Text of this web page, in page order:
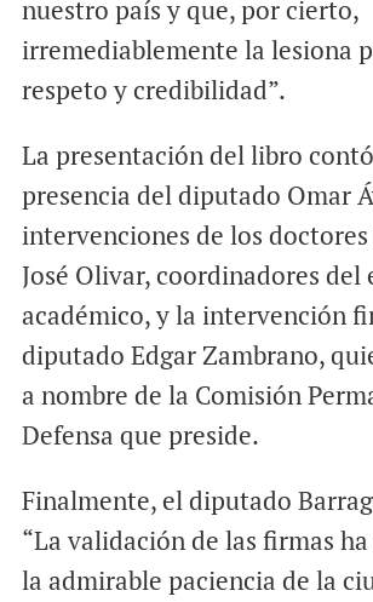
nuestro país y que, por cierto,
irremediablemente la lesiona
respeto y credibilidad”.
La presentación del libro
presencia del diputado Omar
intervenciones de los
José Olivar, coordinadores del
académico, y la intervención
diputado Edgar Zambrano,
a nombre de la Comisión
Defensa que preside.
Finalmente, el diputado
“La validación de las firmas
la admirable paciencia de la